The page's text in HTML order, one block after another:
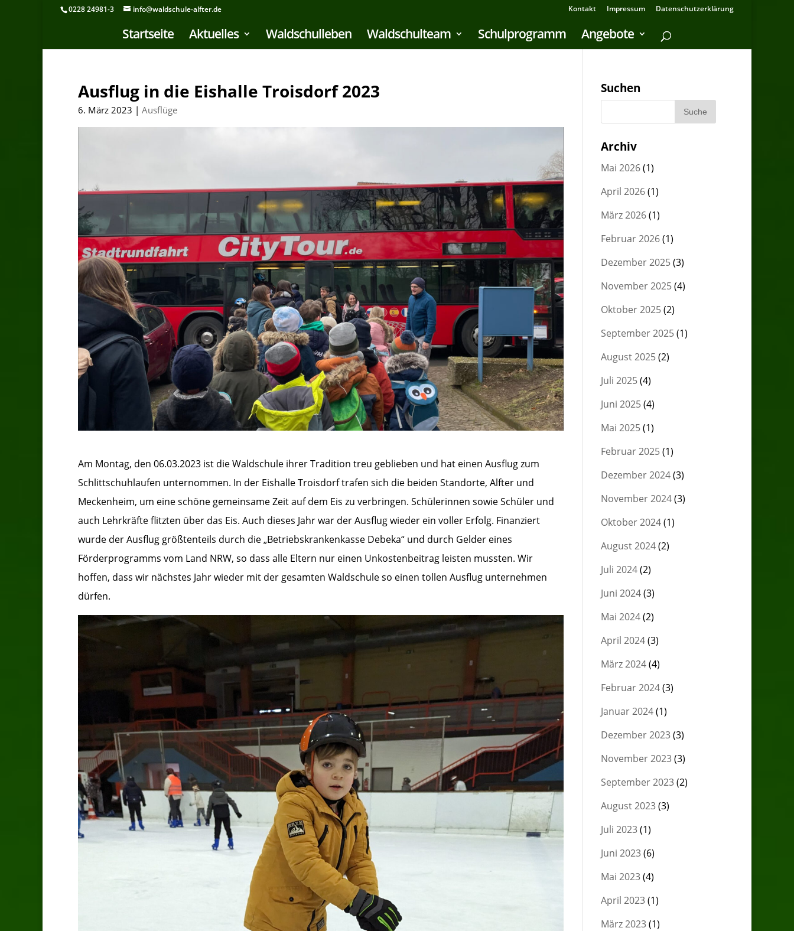
0228 24981-3 info@waldschule-alfter.de Kontakt Impressum Datenschutzerklärung
Startseite Aktuelles Waldschulleben Waldschulteam Schulprogramm Angebote
Ausflug in die Eishalle Troisdorf 2023
6. März 2023 | Ausflüge
Am Montag, den 06.03.2023 ist die Waldschule ihrer Tradition treu geblieben und hat einen Ausflug zum
Schlittschuhlaufen unternommen. In der Eishalle Troisdorf trafen sich die beiden Standorte, Alfter und
Meckenheim, um eine schöne gemeinsame Zeit auf dem Eis zu verbringen. Schülerinnen sowie Schüler und
auch Lehrkräfte flitzten über das Eis. Auch dieses Jahr war der Ausflug wieder ein voller Erfolg. Finanziert
wurde der Ausflug größtenteils durch die „Betriebskrankenkasse Debeka“ und durch Gelder eines
Förderprogramms vom Land NRW, so dass alle Eltern nur einen Unkostenbeitrag leisten mussten. Wir
hoffen, dass wir nächstes Jahr wieder mit der gesamten Waldschule so einen tollen Ausflug unternehmen
dürfen.
Suchen
Archiv
Mai 2026(1)
April 2026(1)
März 2026(1)
Februar 2026(1)
Dezember 2025(3)
November 2025(4)
Oktober 2025(2)
September 2025(1)
August 2025(2)
Juli 2025(4)
Juni 2025(4)
Mai 2025(1)
Februar 2025(1)
Dezember 2024(3)
November 2024(3)
Oktober 2024(1)
August 2024(2)
Juli 2024(2)
Juni 2024(3)
Mai 2024(2)
April 2024(3)
März 2024(4)
Februar 2024(3)
Januar 2024(1)
Dezember 2023(3)
November 2023(3)
September 2023(2)
August 2023(3)
Juli 2023(1)
Juni 2023(6)
Mai 2023(4)
April 2023(1)
März 2023(1)